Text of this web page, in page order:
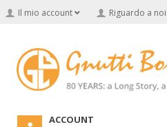
Il mio account Riguardo a noi
ACCOUNT